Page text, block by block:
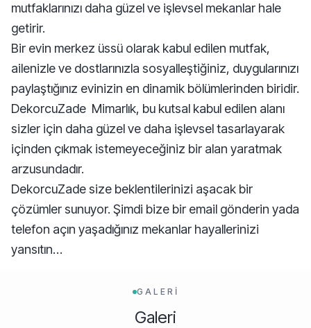
mutfaklarınızı daha güzel ve işlevsel mekanlar hale
getirir.
Bir evin merkez üssü olarak kabul edilen mutfak,
ailenizle ve dostlarınızla sosyalleştiğiniz, duygularınızı
paylaştığınız evinizin en dinamik bölümlerinden biridir.
DekorcuZade Mimarlık, bu kutsal kabul edilen alanı
sizler için daha güzel ve daha işlevsel tasarlayarak
içinden çıkmak istemeyeceğiniz bir alan yaratmak
arzusundadır.
DekorcuZade size beklentilerinizi aşacak bir
çözümler sunuyor. Şimdi bize bir email gönderin yada
telefon açın yaşadığınız mekanlar hayallerinizi
yansıtın…
GALERİ
Galeri